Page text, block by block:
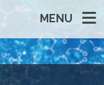
MENU